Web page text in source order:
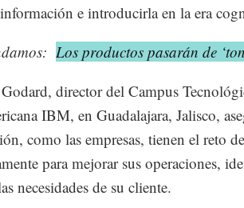
e introducirla en la era
Los productos pasarán de
director del Campus
IBM, en Guadalajara, Jalisco,
como las empresas, tienen el reto
para mejorar sus operaciones,
necesidades de su cliente.